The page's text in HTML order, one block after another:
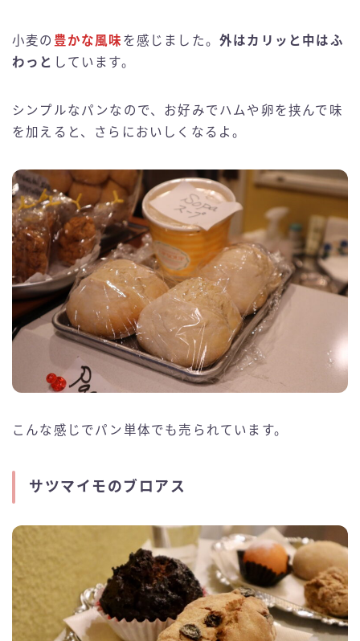
小麦の 豊かな風味 を感じました。外はカリッと中はふ
わっと しています。
シンプルなパンなので、お好みでハムや卵を挟んで味
を加えると、さらにおいしくなるよ。
こんな感じでパン単体でも売られています。
サツマイモのブロアス